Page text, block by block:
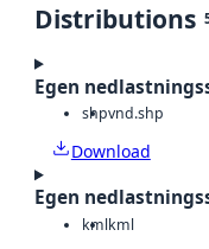
Distributions
Egen
shpvnd.shp
Download
Egen
kmlkml